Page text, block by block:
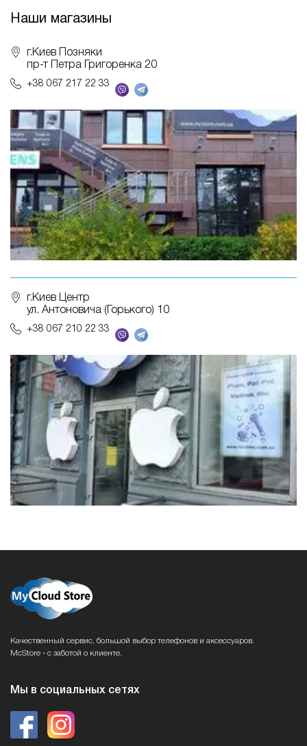
Наши магазины
г.Киев Позняки
пр-т Петра Григоренка 20
+38 067 217 22 33
г.Киев Центр
ул. Антоновича (Горького) 10
+38 067 210 22 33
Качественный сервис, большой выбор телефонов и аксессуаров.
McStore - с заботой о клиенте.
Мы в социальных сетях